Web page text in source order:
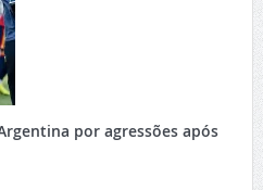
por agressões após